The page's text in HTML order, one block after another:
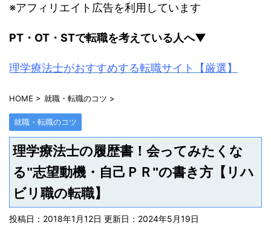
※アフィリエイト広告を利用しています
PT・OT・STで転職を考えている人へ▼
理学療法士がおすすめする転職サイト【厳選】
HOME > 就職・転職のコツ >
就職・転職のコツ
理学療法士の履歴書！会ってみたくな
る"志望動機・自己ＰＲ"の書き方【リハ
ビリ職の転職】
投稿日：2018年1月12日 更新日： 2024年5月19日